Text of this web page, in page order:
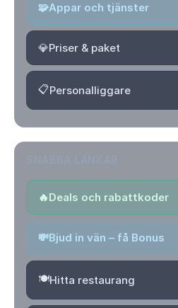
🧩Appar och tjänster
💎Priser & paket
📋Personalliggare
🔥Deals och rabattkoder
💸Bjud in vän – få Bonus
🍽️Hitta restaurang